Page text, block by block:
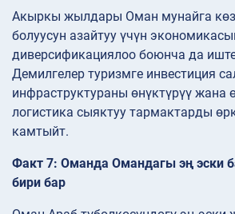
Акыркы жылдары Оман мунайга
болуусун азайтуу үчүн
диверсификациялоо боюнча да
Демилгелер туризмге инвестиция
инфраструктураны өнүктүрүү жана
логистика сыяктуу тармактарды
камтыйт.
Факт 7: Оманда Омандагы эң эски
бири бар